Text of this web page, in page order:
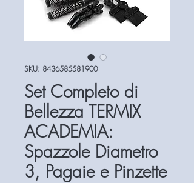
SKU: 8436585581900
Set Completo di
Bellezza TERMIX
ACADEMIA:
Spazzole Diametro
3, Pagaie e Pinzette